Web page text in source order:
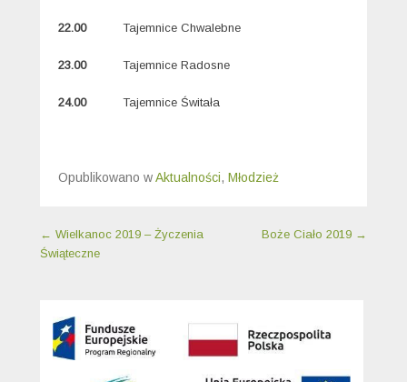
22.00Tajemnice Chwalebne
23.00Tajemnice Radosne
24.00Tajemnice Świtała
Opublikowano wAktualności, Młodzież
Nawigacja wpisu
← Wielkanoc 2019 – Życzenia
Świąteczne
Boże Ciało 2019 →